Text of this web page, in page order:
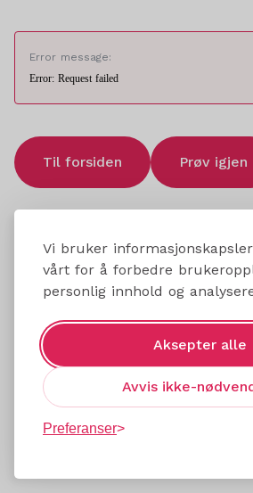
Vi bruker
vårt for å forbedre
personlig innhold og
Aksepter alle
Avvis ikke-
Preferanser
Error message:
Error: Request failed
Til forsiden Prøv igjen